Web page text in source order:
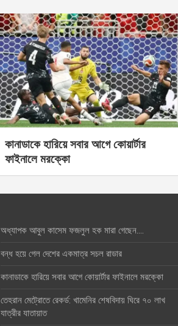
কানাডাকে হারিয়ে সবার আগে কোয়ার্টার
ফাইনালে মরক্কো
অধ্যাপক আবুল কাসেম ফজলুল হক মারা গেছেন….
বন্ধ হয়ে গেল দেশের একমাত্র সচল রাডার
কানাডাকে হারিয়ে সবার আগে কোয়ার্টার ফাইনালে মরক্কো
তেহরান মেট্রোতে রেকর্ড: খামেনির শেষবিদায় ঘিরে ৭০ লাখ
যাত্রীর যাতায়াত